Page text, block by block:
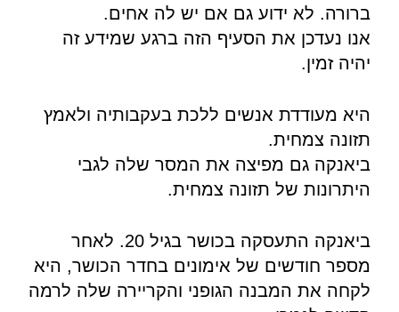
ברורה. לא ידוע גם אם יש לה אחים.
אנו נעדכן את הסעיף הזה ברגע שמידע זה
יהיה זמין.
היא מעודדת אנשים ללכת בעקבותיה ולאמץ
תזונה צמחית.
ביאנקה גם מפיצה את המסר שלה לגבי
היתרונות של תזונה צמחית.
ביאנקה התעסקה בכושר בגיל 20. לאחר
מספר חודשים של אימונים בחדר הכושר, היא
לקחה את המבנה הגופני והקריירה שלה לרמה